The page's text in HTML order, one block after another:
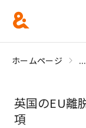
ホームページ ...
英国のEU離
項